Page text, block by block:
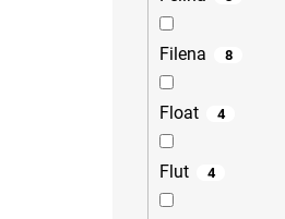
Filena 8
Float 4
Flut 4